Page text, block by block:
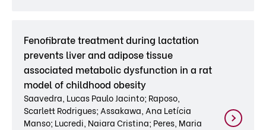
Fenofibrate treatment during lactation
prevents liver and adipose tissue
associated metabolic dysfunction in a rat
model of childhood obesity
Saavedra, Lucas Paulo Jacinto; Raposo,
Scarlett Rodrigues; Assakawa, Ana Letícia
Manso; Lucredi, Naiara Cristina; Peres, Maria